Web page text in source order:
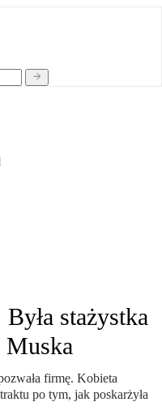
stażystka
Muska
firmę. Kobieta
po tym, jak poskarżyła